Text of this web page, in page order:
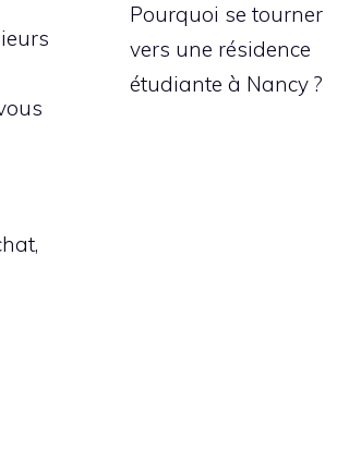
Pourquoi se tourner
vers une résidence
étudiante à Nancy ?